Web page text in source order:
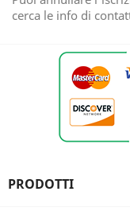
cerca le info di
PRODOTTI